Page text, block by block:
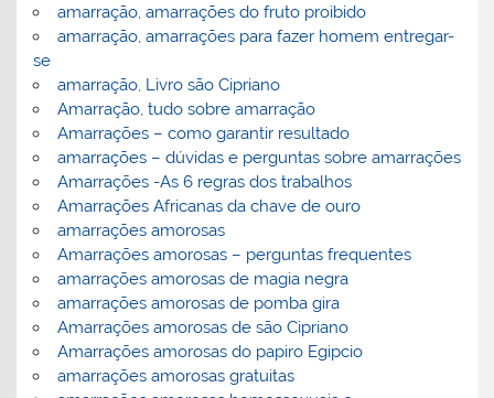
amarração, amarrações do fruto proibido
amarração, amarrações para fazer homem entregar-
se
amarração, Livro são Cipriano
Amarração, tudo sobre amarração
Amarrações – como garantir resultado
amarrações – dúvidas e perguntas sobre amarrações
Amarrações -As 6 regras dos trabalhos
Amarrações Africanas da chave de ouro
amarrações amorosas
Amarrações amorosas – perguntas frequentes
amarrações amorosas de magia negra
amarrações amorosas de pomba gira
Amarrações amorosas de são Cipriano
Amarrações amorosas do papiro Egipcio
amarrações amorosas gratuitas